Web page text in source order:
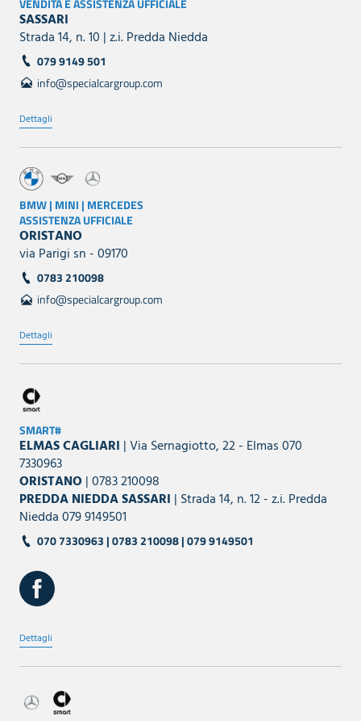
VENDITA E ASSISTENZA UFFICIALE
SASSARI
Strada 14, n. 10 | z.i. Predda Niedda
079 9149 501
info@specialcargroup.com
Dettagli
BMW | MINI | MERCEDES
ASSISTENZA UFFICIALE
ORISTANO
via Parigi sn - 09170
0783 210098
info@specialcargroup.com
Dettagli
SMART#
ELMAS CAGLIARI | Via Sernagiotto, 22 - Elmas 070
7330963
ORISTANO| 0783 210098
PREDDA NIEDDA SASSARI | Strada 14, n. 12 - z.i. Predda
Niedda 079 9149501
070 7330963 | 0783 210098 | 079 9149501
Dettagli